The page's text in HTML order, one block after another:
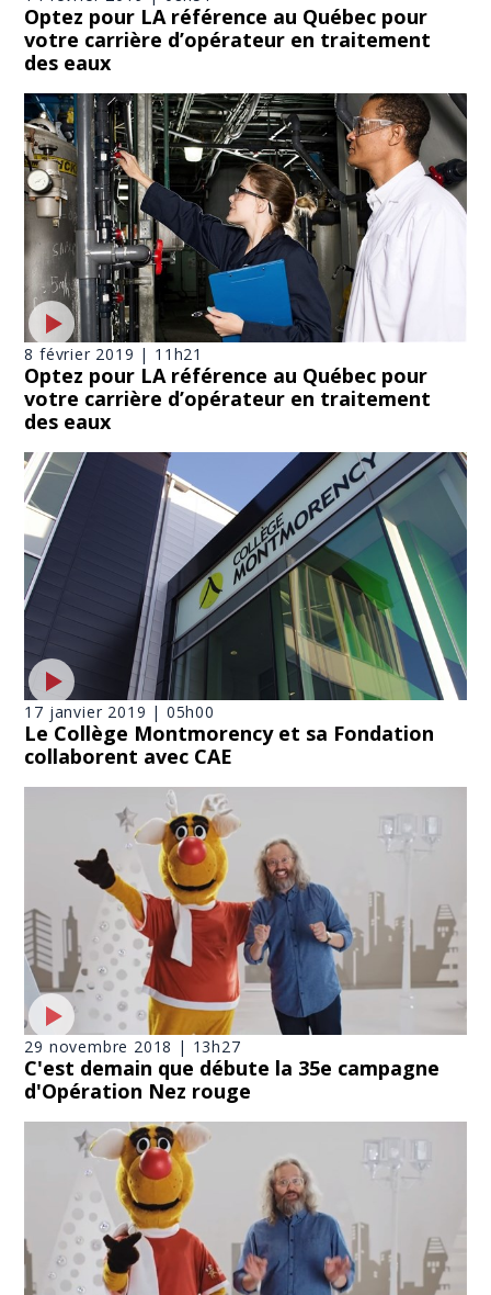
Optez pour LA référence au Québec pour
votre carrière d’opérateur en traitement
des eaux
8 février 2019 | 11h21
Optez pour LA référence au Québec pour
votre carrière d’opérateur en traitement
des eaux
17 janvier 2019 | 05h00
Le Collège Montmorency et sa Fondation
collaborent avec CAE
29 novembre 2018 | 13h27
C'est demain que débute la 35e campagne
d'Opération Nez rouge